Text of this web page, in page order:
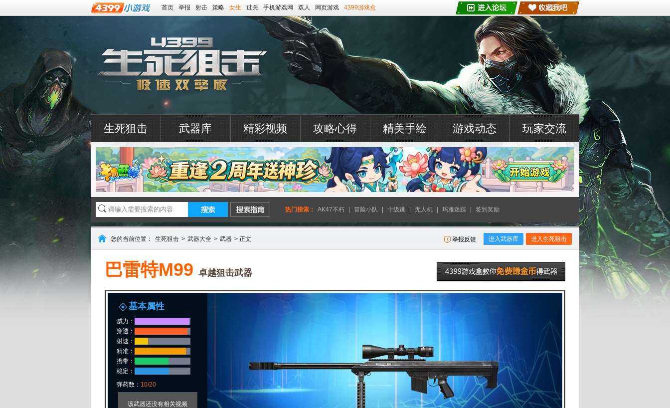
首页 举报 射击 策略 女生 过关 手机游戏网 双人 网页游戏 4399游戏盒
4399生死狙击
生死狙击 武器库 精彩视频 攻略心得 精美手绘 游戏动态 玩家交流
热门搜索： AK47不朽 冒险小队 十级跳 无人机 玛雅迷踪 签到奖励
您的当前位置： 生死狙击 > 武器大全 > 武器 > 正文 进入生死狙击
进入武器库
举报反馈
巴雷特M99 卓越狙击武器
基本属性
威力：
穿透：
射速：
精准：
携带：
稳定：
弹药数： 10/20
该武器还没有相关视频